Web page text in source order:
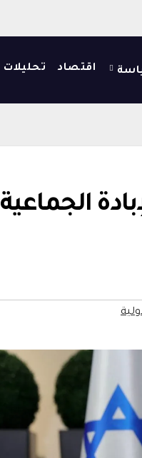
اقتصاد تحليلات
الجماعية